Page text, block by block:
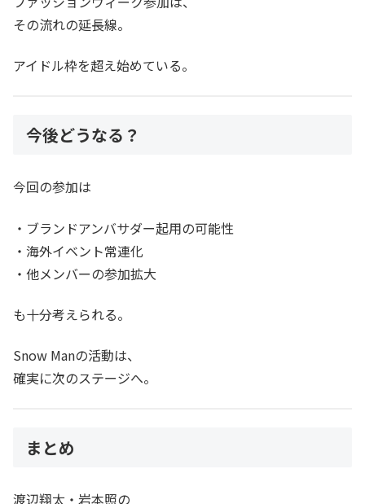
その流れの延長線。
アイドル枠を超え始めている。
今後どうなる？
今回の参加は
・ブランドアンバサダー起用の可能性
・海外イベント常連化
・他メンバーの参加拡大
も十分考えられる。
Snow Manの活動は、
確実に次のステージへ。
まとめ
渡辺翔太・岩本照の